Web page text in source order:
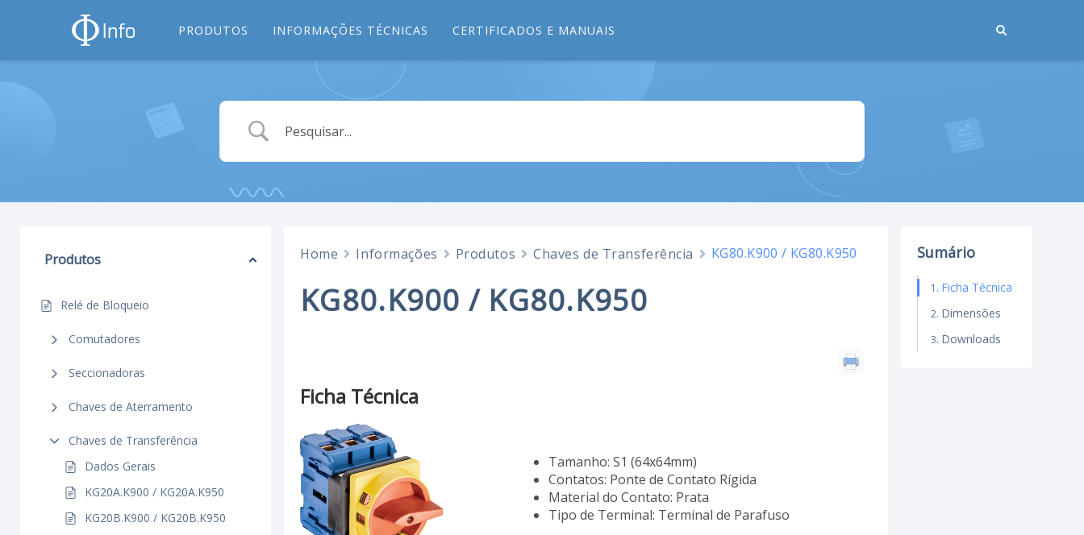
PRODUTOS INFORMAÇÕES TÉCNICAS CERTIFICADOS E MANUAIS
Produtos
Relé de Bloqueio
Comutadores
Seccionadoras
Chaves de Aterramento
Chaves de Transferência
Dados Gerais
KG20A.K900 / KG20A.K950
KG20B.K900 / KG20B.K950
Home Informações Produtos Chaves de Transferência KG80.K900 / KG80.K950
KG80.K900 / KG80.K950
Ficha Técnica
Tamanho: S1 (64x64mm)
Contatos: Ponte de Contato Rígida
Material do Contato: Prata
Tipo de Terminal: Terminal de Parafuso
Sumário
Ficha Técnica
Dimensões
Downloads